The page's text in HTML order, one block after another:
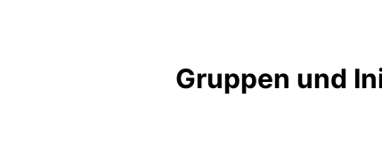
Gruppen und